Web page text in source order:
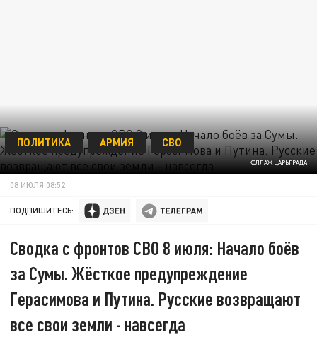
КОЛЛАЖ ЦАРЬГРАДА
ПОЛИТИКА АРМИЯ СВО
08 ИЮЛЯ 08:52
ПОДПИШИТЕСЬ:
Сводка с фронтов СВО 8 июля: Начало боёв
за Сумы. Жёсткое предупреждение
Герасимова и Путина. Русские возвращают
все свои земли - навсегда